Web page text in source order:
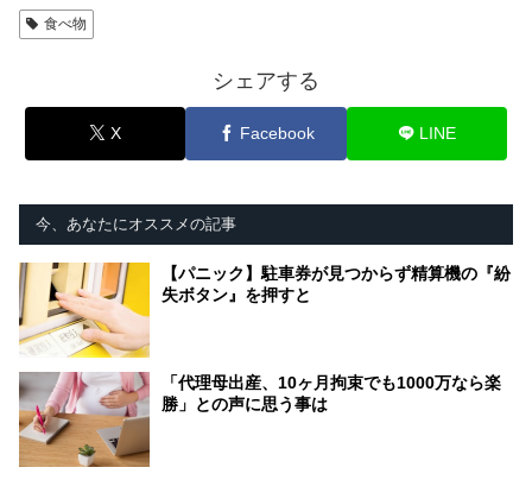
食べ物
シェアする
X Facebook LINE
今、あなたにオススメの記事
【パニック】駐車券が見つからず精算機の『紛
失ボタン』を押すと
「代理母出産、10ヶ月拘束でも1000万なら楽
勝」との声に思う事は